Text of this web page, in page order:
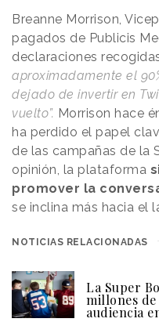
Breanne Morrison,
pagados de Publicis
declaraciones
aproximadamente el
dejado de invertir en
vuelto”. Morrison hace
ha perdido el papel
de las campañas de la
opinión, la plataforma
promover la
se inclina más hacia el
NOTICIAS RELACIONADAS
La Super
millones
audiencia